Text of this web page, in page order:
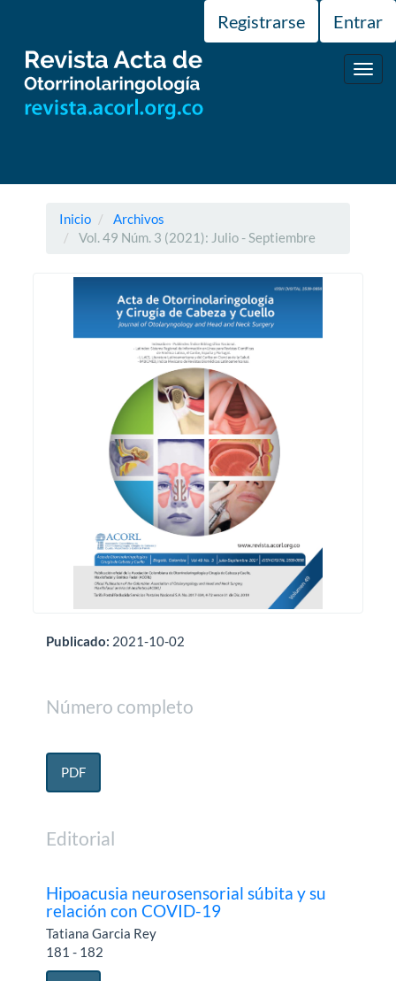
principal
Barra
lateral
Registrarse Entrar
Inicio
Archivos
Vol. 49 Núm. 3 (2021): Julio - Septiembre
Publicado: 2021-10-02
Número completo
PDF
Editorial
Hipoacusia neurosensorial súbita y su
relación con COVID-19
Tatiana Garcia Rey
181 - 182